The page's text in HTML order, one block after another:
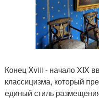
Конец Xviii - начало XIX
классицизма, который
единый стиль